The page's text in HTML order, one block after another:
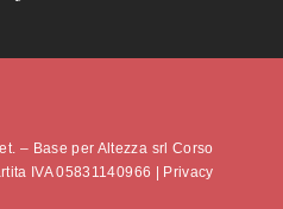
– Base per Altezza srl Corso
IVA 05831140966 | Privacy